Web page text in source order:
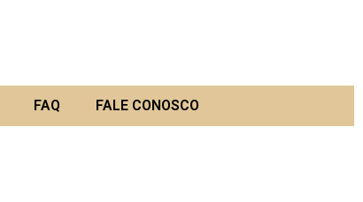
FAQ FALE CONOSCO